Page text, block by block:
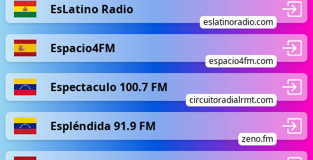
EsLatino Radio
eslatinoradio.com
Espacio4FM
espacio4fm.com
Espectaculo 100.7 FM
circuitoradialrmt.com
Espléndida 91.9 FM
zeno.fm